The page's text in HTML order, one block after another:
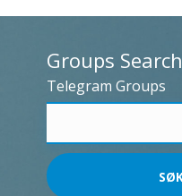
Groups Search
Telegram Groups